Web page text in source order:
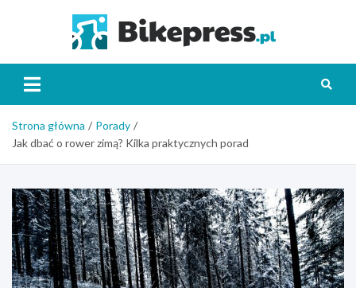
Strona główna
Porady
Jak dbać o rower zimą? Kilka praktycznych porad